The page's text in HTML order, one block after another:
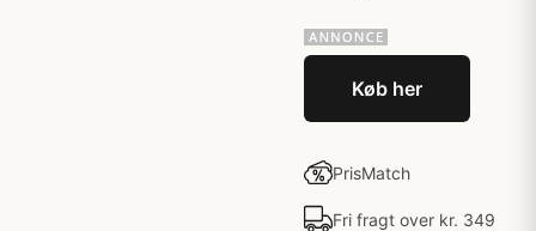
Køb her
PrisMatch
Fri fragt over kr. 349